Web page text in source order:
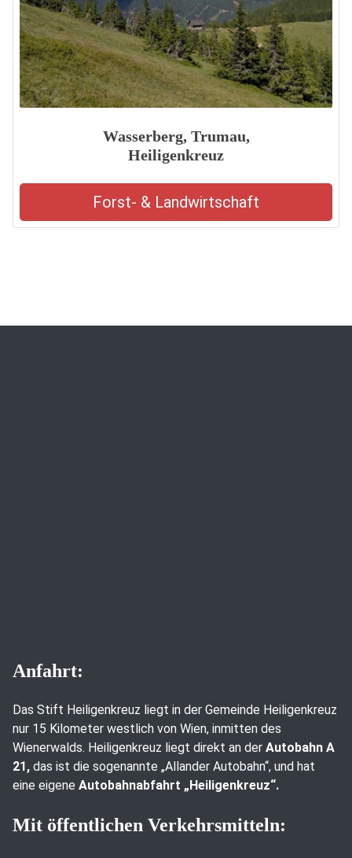
Wasserberg, Trumau,
Heiligenkreuz
Forst- & Landwirtschaft
Anfahrt:
Das Stift Heiligenkreuz liegt in der Gemeinde Heiligenkreuz
nur 15 Kilometer westlich von Wien, inmitten des
Wienerwalds. Heiligenkreuz liegt direkt an der Autobahn A
21, das ist die sogenannte „Allander Autobahn“, und hat
eine eigene Autobahnabfahrt „Heiligenkreuz“.
Mit öffentlichen Verkehrsmitteln: